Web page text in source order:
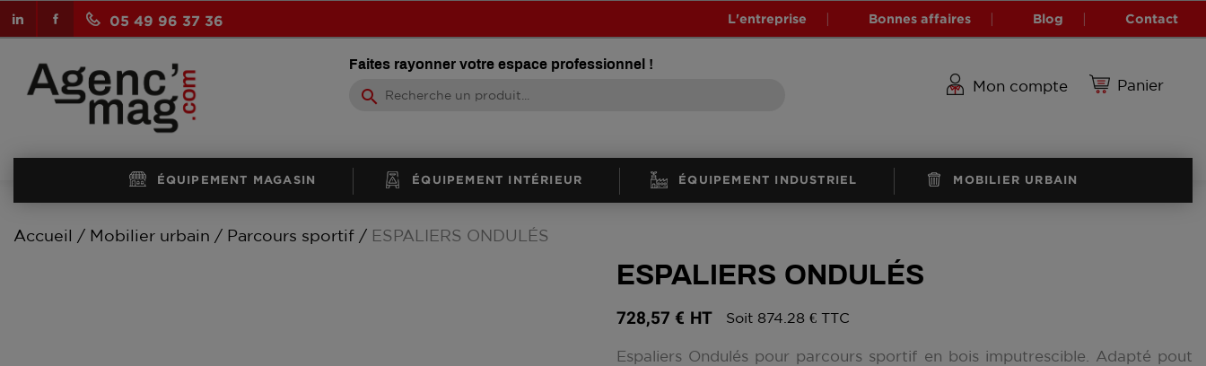
05 49 96 37 36
Facebook
LinkedIn
L'entreprise Bonnes affaires Blog Contact
Faites rayonner votre espace professionnel !
search
Panier
Mon compte
ÉQUIPEMENT MAGASIN ÉQUIPEMENT INTÉRIEUR ÉQUIPEMENT INDUSTRIEL MOBILIER URBAIN
Accueil Mobilier urbain Parcours sportif ESPALIERS ONDULÉS
ESPALIERS ONDULÉS
728,57 € HT Soit 874.28 € TTC
Espaliers Ondulés pour parcours sportif en bois imputrescible. Adapté pout